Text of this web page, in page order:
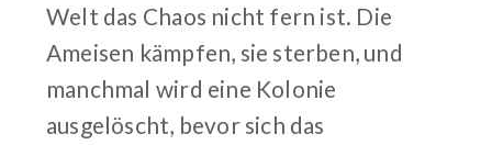
Welt das Chaos nicht fern ist. Die
Ameisen kämpfen, sie sterben, und
manchmal wird eine Kolonie
ausgelöscht, bevor sich das